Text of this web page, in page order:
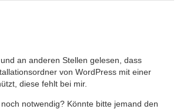
an anderen Stellen gelesen, dass
von WordPress mit einer
diese fehlt bei mir.
notwendig? Könnte bitte jemand den